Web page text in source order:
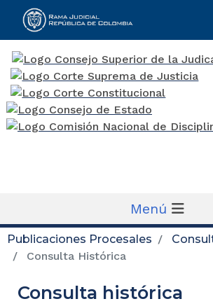
Rama Judicial
Menú
Publicaciones Procesales
Consulta Histórica
Consulta histórica